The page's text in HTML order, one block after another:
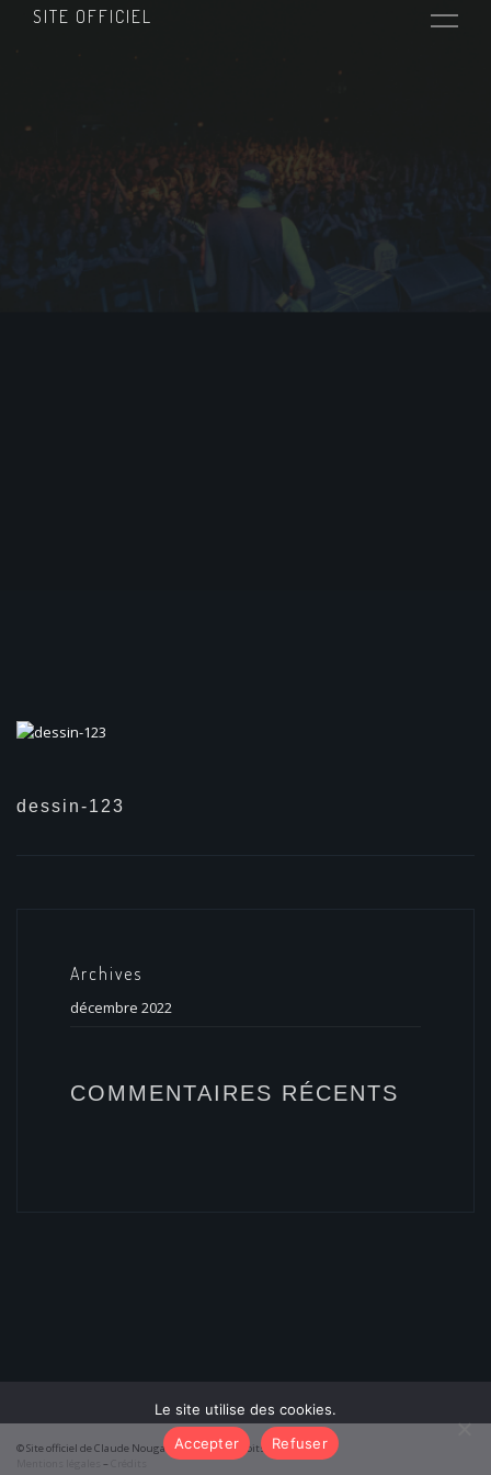
SITE OFFICIEL
dessin-123
Archives
décembre 2022
COMMENTAIRES RÉCENTS
© Site officiel de Claude Nougaro 2026 – Tous droits réservés
–
Le site utilise des cookies.
Accepter
Refuser